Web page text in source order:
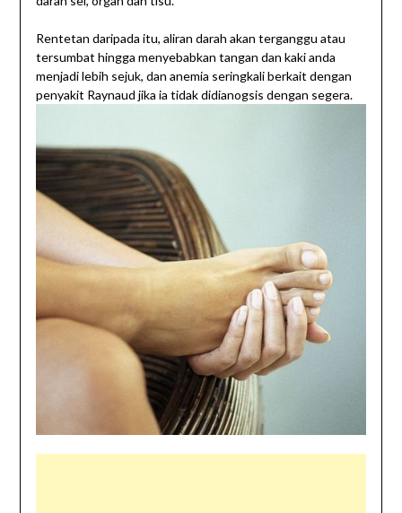
Rentetan daripada itu, aliran darah akan terganggu atau
tersumbat hingga menyebabkan tangan dan kaki anda
menjadi lebih sejuk, dan anemia seringkali berkait dengan
penyakit Raynaud jika ia tidak didianogsis dengan segera.